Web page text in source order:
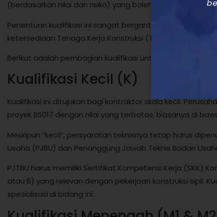
(berdasarkan nilai dan risiko) yang boleh dikerjakan oleh
Penentuan kualifikasi ini sangat bergantung pada
ketersediaan Tenaga Kerja Konstruksi (TKK) yang
Berikut adalah pembagian kualifikasi untuk SBU BS017:
Kualifikasi Kecil (K)
Kualifikasi ini ditujukan bagi kontraktor skala kecil.
proyek BS017 dengan nilai yang terbatas, biasanya di
Meskipun “kecil”, persyaratan teknisnya tetap harus
Usaha (PJBU) dan Penanggung Jawab Teknis Badan
PJTBU harus memiliki Sertifikat Kompetensi Kerja (SKK)
atau 6) yang relevan dengan pekerjaan konstruksi sipil.
spesialisasi di bidang ini.